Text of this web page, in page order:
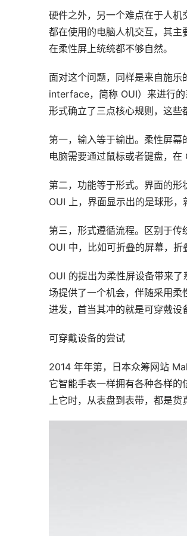
硬件之外，另一个难点在于人
都在使用的电脑人机交互，其
在柔性屏上统统都不够自然。
面对这个问题，同样是来自施
interface，简称 OUI）来进行
形式确立了三点核心规则，这些
第一，输入等于输出。柔性屏
电脑需要通过鼠标或者键盘，在
第二，功能等于形式。界面的
OUI 上，界面显示出的是球形，
第三，形式遵循流程。区别于传
OUI 中，比如可折叠的屏幕，折
OUI 的提出为柔性屏设备带来
场提供了一个机会，伴随采用
进发，首当其冲的就是可穿戴设
可穿戴设备的尝试
2014 年年第，日本众筹网站
它智能手表一样拥有各种各样
上它时，从表盘到表带，都是货